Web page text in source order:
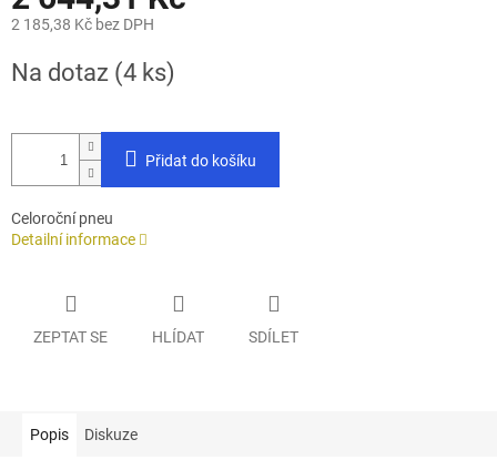
2 185,38 Kč bez DPH
cena:
Na dotaz (4 ks)
Přidat do košíku
Celoroční pneu
Detailní informace
ZEPTAT SE HLÍDAT SDÍLET
Popis Diskuze